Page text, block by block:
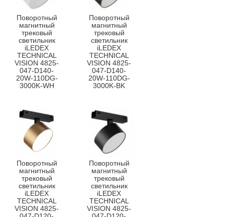
Поворотный
магнитный
трековый
светильник
iLEDEX
TECHNICAL
VISION 4825-
047-D140-
20W-110DG-
3000K-WH
Поворотный
магнитный
трековый
светильник
iLEDEX
TECHNICAL
VISION 4825-
047-D140-
20W-110DG-
3000K-BK
Поворотный
магнитный
трековый
светильник
iLEDEX
TECHNICAL
VISION 4825-
Поворотный
магнитный
трековый
светильник
iLEDEX
TECHNICAL
VISION 4825-